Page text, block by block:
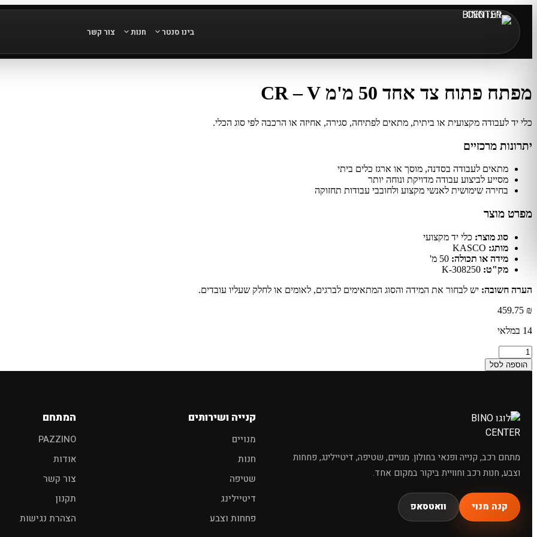
בינו סנטר חנות צור קשר
מחפשים מוצר לרכב?
שמפו לרכב פוליש מגבות אביזרים
מפתח פתוח צד אחד 50 מ'מ CR – V
כלי יד לעבודה מקצועית או ביתית, מתאים לפתיחה, סגירה, אחיזה או הרכבה לפי סוג הכלי.
יתרונות מרכזיים
מתאים לעבודה בסדנה, מוסך או ארגז כלים ביתי
מסייע לביצוע עבודה מדויקת ונוחה יותר
בחירה שימושית לאנשי מקצוע ולחובבי עבודות תחזוקה
מפרט מוצר
סוג מוצר: כלי יד מקצועי
מותג:
מידה או תכולה:
מק"ט:
הערה חשובה: יש לבחור את המידה והסוג המתאימים לברגים, לאומים או לחלק שעליו עובדים.
459.75 ₪
14 במלאי
כמות
של
מפתח
CR
הוספה לסל
מתחם רכב, קנייה ופנאי בחולון. מנויים, שטיפה, דיטיילינג, פחחות
וצבע, חנות רכב וחוויית ביקור במקום אחד.
קנה מנוי וואטסאפ
קנייה ושירותים
מנויים
חנות
שטיפה
דיטיילינג
פחחות וצבע
המתחם
PAZZINO
אודות
צור קשר
תקנון
הצהרת נגישות